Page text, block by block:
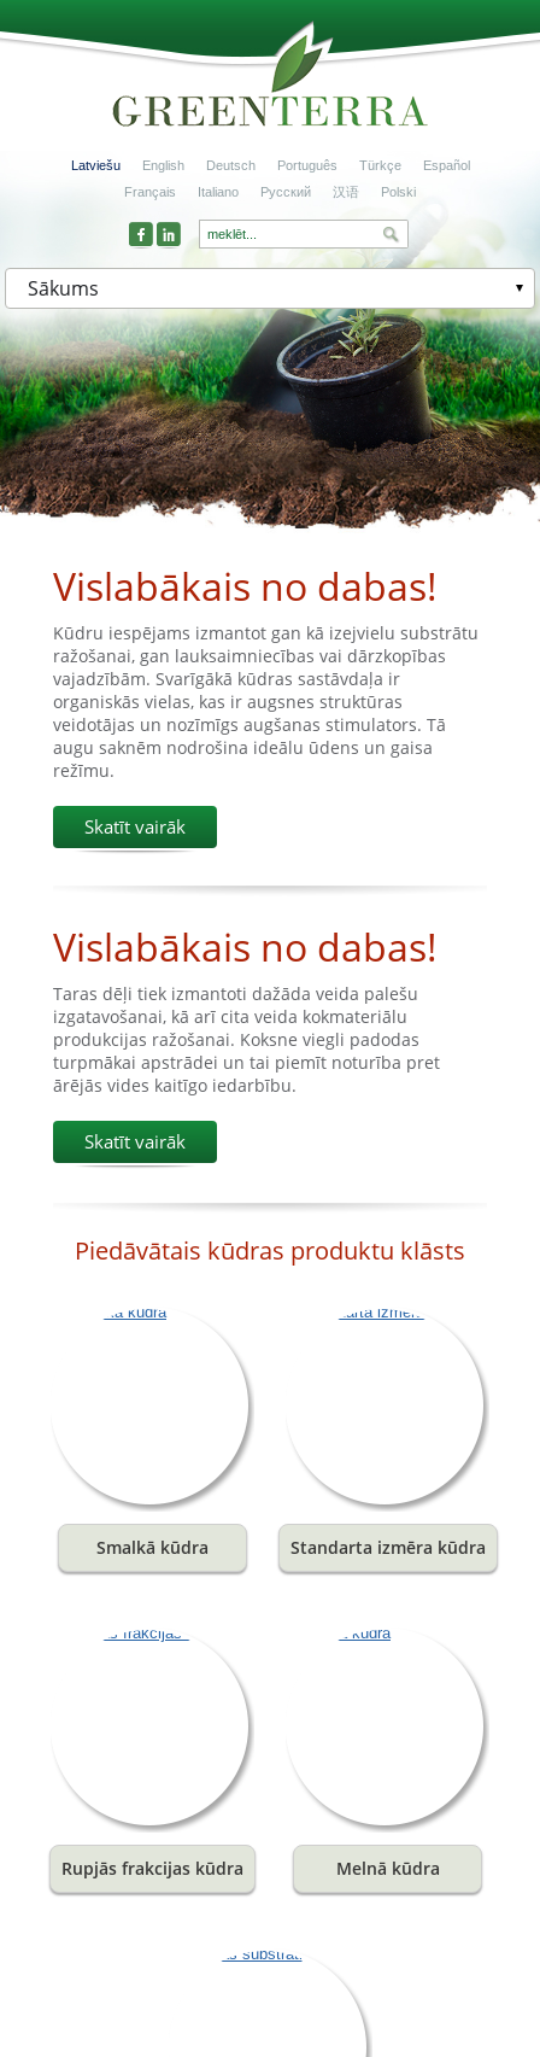
Latviešu English Deutsch Português Türkçe
Español
Français
Italiano Русский 汉语 Polski
Sākums
Vislabākais no dabas!
Kūdru iespējams izmantot gan kā izejvielu substrātu
ražošanai, gan lauksaimniecības vai dārzkopības
vajadzībām. Svarīgākā kūdras sastāvdaļa ir
organiskās vielas, kas ir augsnes struktūras
veidotājas un nozīmīgs augšanas stimulators. Tā
augu saknēm nodrošina ideālu ūdens un gaisa
režīmu.
Skatīt vairāk
Vislabākais no dabas!
Taras dēļi tiek izmantoti dažāda veida palešu
izgatavošanai, kā arī cita veida kokmateriālu
produkcijas ražošanai. Koksne viegli padodas
turpmākai apstrādei un tai piemīt noturība pret
ārējās vides kaitīgo iedarbību.
Skatīt vairāk
Piedāvātais kūdras produktu klāsts
Smalkā kūdra Standarta izmēra kūdra
Rupjās frakcijas kūdra Melnā kūdra